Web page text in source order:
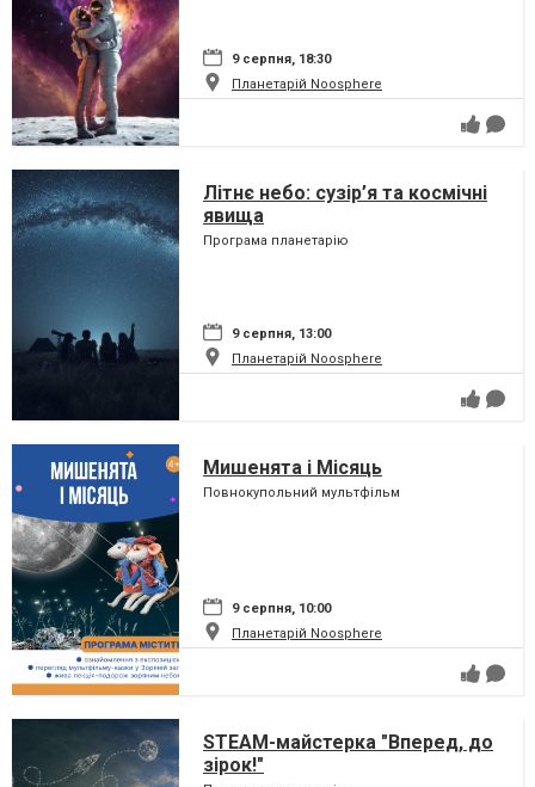
9 серпня, 18:30
Планетарій Noosphere
Літнє небо: сузір’я та космічні
явища
Програма планетарію
9 серпня, 13:00
Планетарій Noosphere
Мишенята і Місяць
Повнокупольний мультфільм
9 серпня, 10:00
Планетарій Noosphere
STEAM-майстерка "Вперед, до
зірок!"